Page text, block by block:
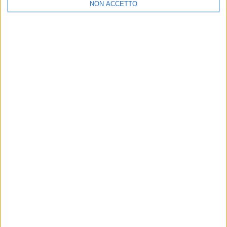
NON ACCETTO
22 dic 07